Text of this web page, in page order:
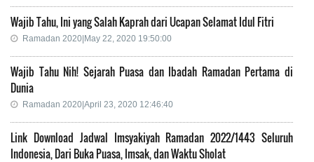
Wajib Tahu, Ini yang Salah Kaprah dari Ucapan Selamat Idul Fitri
Ramadan 2020|May 22, 2020 19:50:00
Wajib Tahu Nih! Sejarah Puasa dan Ibadah Ramadan Pertama di
Dunia
Ramadan 2020|April 23, 2020 12:46:40
Link Download Jadwal Imsyakiyah Ramadan 2022/1443 Seluruh
Indonesia, Dari Buka Puasa, Imsak, dan Waktu Sholat